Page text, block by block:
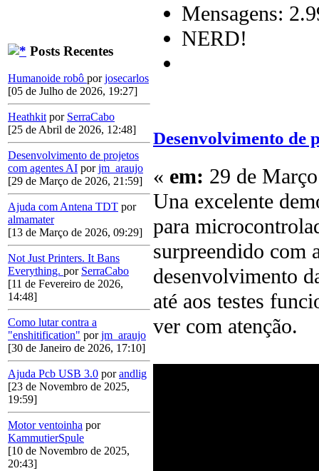
Posts Recentes
Humanoide robô porjosecarlos
[05 de Julho de 2026, 19:27]
Heathkit por SerraCabo
[25 de Abril de 2026, 12:48]
Desenvolvimento de projetos
com agentes AI porjm_araujo
[29 de Março de 2026, 21:59]
Ajuda com Antena TDT por
almamater
[13 de Março de 2026, 09:29]
Not Just Printers. It Bans
Everything. por SerraCabo
[11 de Fevereiro de 2026,
14:48]
Como lutar contra a
"enshitification" porjm_araujo
[30 de Janeiro de 2026, 17:10]
Ajuda Pcb USB 3.0 porandlig
[23 de Novembro de 2025,
19:59]
Motor ventoinha por
KammutierSpule
[10 de Novembro de 2025,
20:43]
Mensagens:
NERD!
Desenvolvimento de
« em: 29 de
Una excelente
para
surpreendido com
desenvolvimento
até aos testes
ver com atenção.